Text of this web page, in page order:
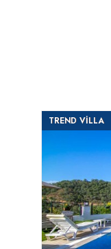
TREND VİLLA